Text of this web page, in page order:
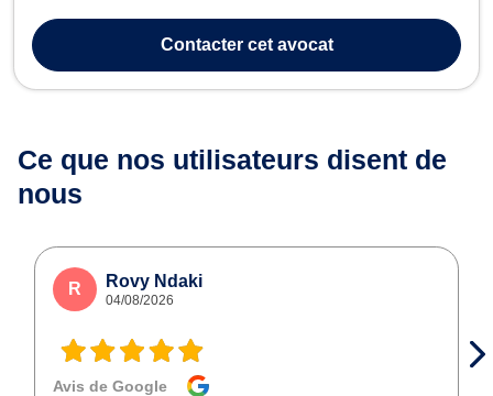
Fiscal, Maître Fritz vous accompagne dans tous les aspects
fiscaux de votre activité...Contactercet avocat
Ce que nos utilisateurs disent de
nous
R Rovy Ndaki
04/08/2026
Avis de Google